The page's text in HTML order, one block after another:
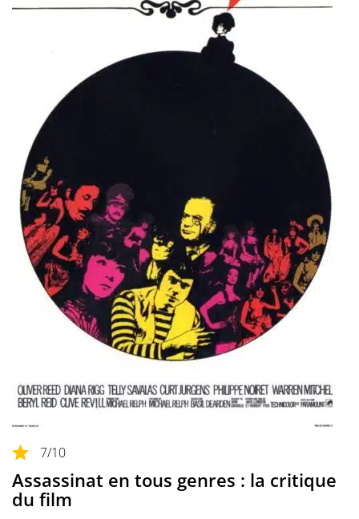
7/10
Assassinat en tous genres : la critique
du film